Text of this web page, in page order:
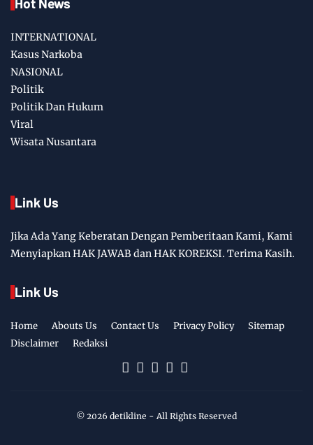
Hot News
INTERNATIONAL
Kasus Narkoba
NASIONAL
Politik
Politik Dan Hukum
Viral
Wisata Nusantara
Link Us
Jika Ada Yang Keberatan Dengan Pemberitaan Kami, Kami
Menyiapkan HAK JAWAB dan HAK KOREKSI. Terima Kasih.
Link Us
Home Abouts Us Contact Us Privacy Policy
Sitemap
Disclaimer
Redaksi
© 2026 detikline - All Rights Reserved